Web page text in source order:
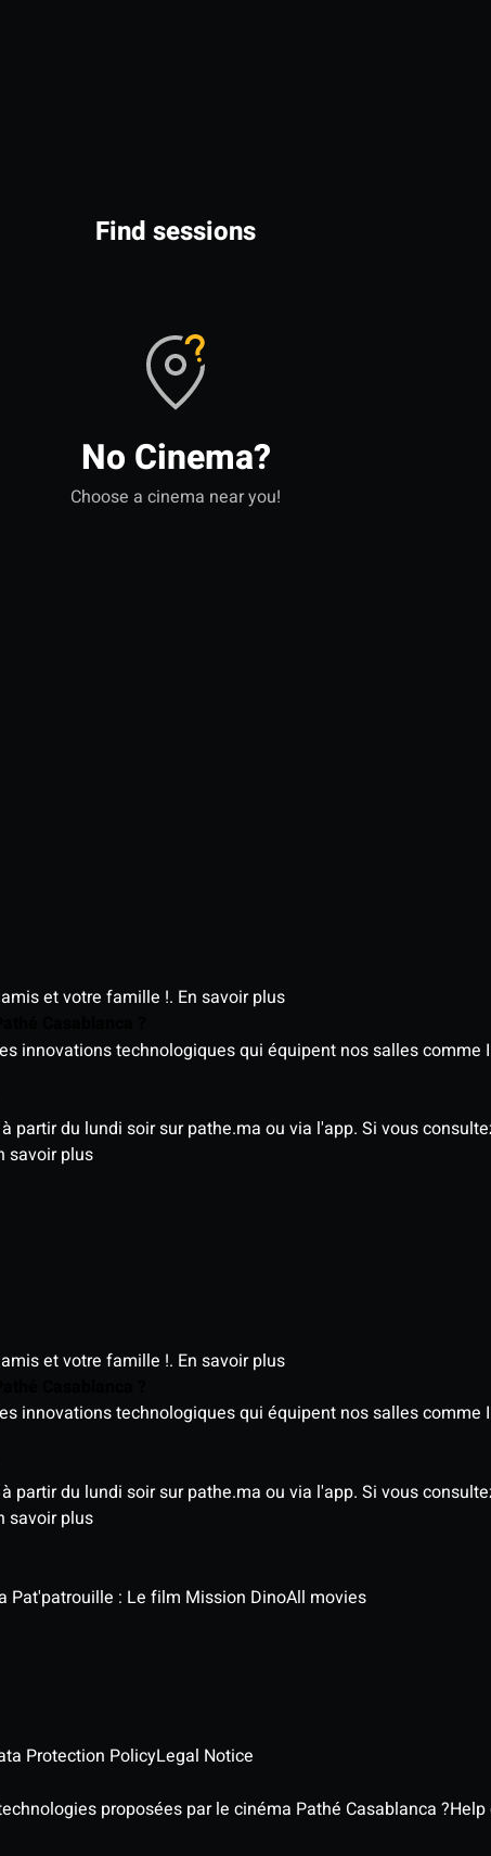
Find sessions
No Cinema?
Choose a cinema near you!
et votre famille !. En savoir plus
innovations technologiques qui équipent nos salles comme
du lundi soir sur pathe.ma ou via l'app. Si vous
savoir plus
et votre famille !. En savoir plus
innovations technologiques qui équipent nos salles comme
du lundi soir sur pathe.ma ou via l'app. Si vous
savoir plus
Pat'patrouille : Le film Mission DinoAll movies
Protection PolicyLegal Notice
proposées par le cinéma Pathé Casablanca ?